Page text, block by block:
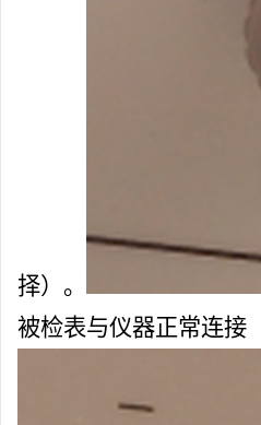
择）。
被检表与仪器正常连接